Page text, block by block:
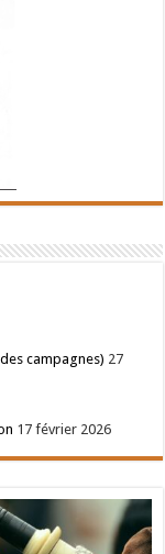
campagnes) 27
17 février 2026